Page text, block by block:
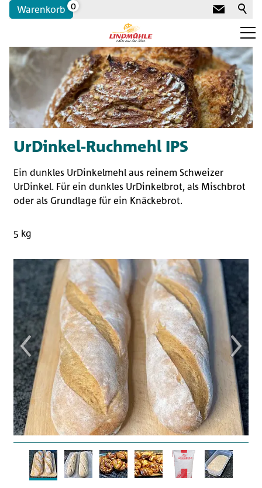
Warenkorb 0
Portrait
Für Bäcker:innen
Sortiment für Bäckereien
Für Freizeit-Bäcker:innen
Geheimrezepte
Geheimtipps
Unsere Kleinpackungen im Privatverkauf
Kontakt
AGB
Impressum
Datenschutz
UrDinkel-Ruchmehl IPS
Ein dunkles UrDinkelmehl aus reinem Schweizer
UrDinkel. Für ein dunkles UrDinkelbrot, als Mischbrot
oder als Grundlage für ein Knäckebrot.
5 kg